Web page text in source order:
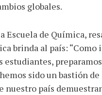
globales.
Escuela de Química,
brinda al país:
sido un bastión
nuestro país